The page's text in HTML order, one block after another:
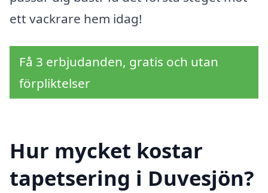
ett vackrare hem idag!
Få 3 erbjudanden, gratis och utan
förpliktelser
Hur mycket kostar
tapetsering i Duvesjön?